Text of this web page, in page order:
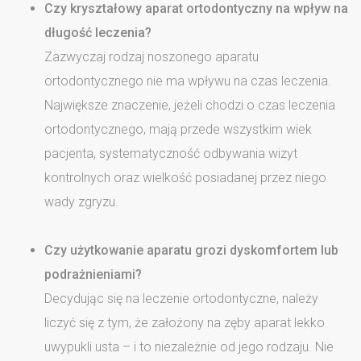
Czy kryształowy aparat ortodontyczny na wpływ na
długość leczenia?
Zazwyczaj rodzaj noszonego aparatu
ortodontycznego nie ma wpływu na czas leczenia.
Największe znaczenie, jeżeli chodzi o czas leczenia
ortodontycznego, mają przede wszystkim wiek
pacjenta, systematyczność odbywania wizyt
kontrolnych oraz wielkość posiadanej przez niego
wady zgryzu.
Czy użytkowanie aparatu grozi dyskomfortem lub
podrażnieniami?
Decydując się na leczenie ortodontyczne, należy
liczyć się z tym, że założony na zęby aparat lekko
uwypukli usta – i to niezależnie od jego rodzaju. Nie